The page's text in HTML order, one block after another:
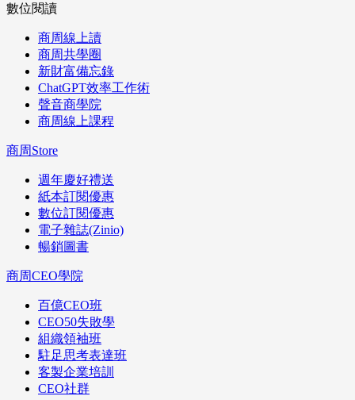
數位閱讀
商周線上讀
商周共學圈
新財富備忘錄
ChatGPT效率工作術
聲音商學院
商周線上課程
商周Store
週年慶好禮送
紙本訂閱優惠
數位訂閱優惠
電子雜誌(Zinio)
暢銷圖書
商周CEO學院
百億CEO班
CEO50失敗學
組織領袖班
駐足思考表達班
客製企業培訓
CEO社群